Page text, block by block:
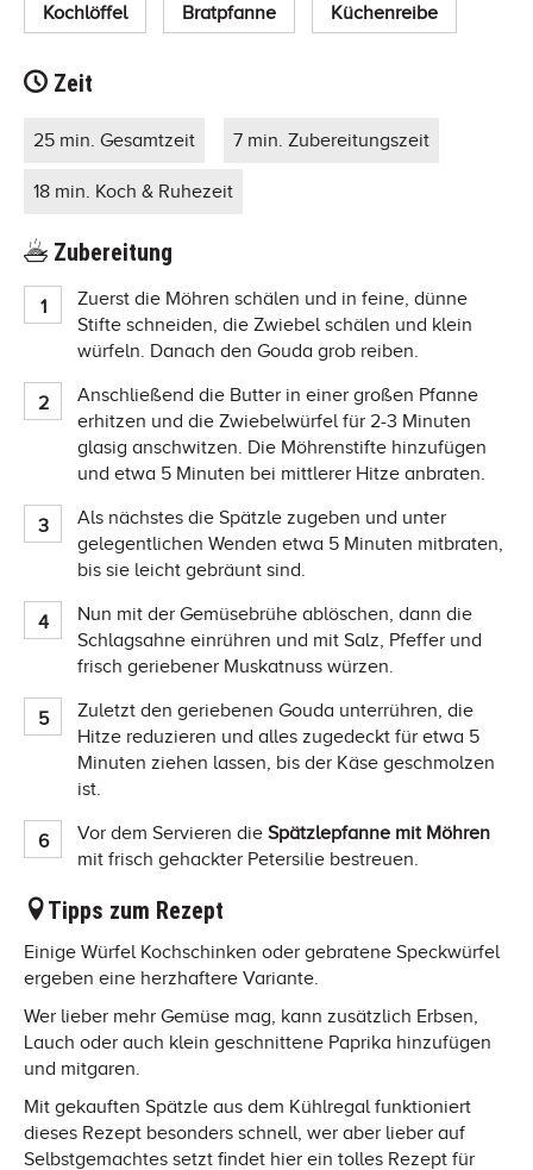
Kochlöffel Bratpfanne Küchenreibe
Zeit
25 min. Gesamtzeit 7 min. Zubereitungszeit
18 min. Koch & Ruhezeit
Zubereitung
Zuerst die Möhren schälen und in feine, dünne
Stifte schneiden, die Zwiebel schälen und klein
würfeln. Danach den Gouda grob reiben.
Anschließend die Butter in einer großen Pfanne
erhitzen und die Zwiebelwürfel für 2-3 Minuten
glasig anschwitzen. Die Möhrenstifte hinzufügen
und etwa 5 Minuten bei mittlerer Hitze anbraten.
Als nächstes die Spätzle zugeben und unter
gelegentlichen Wenden etwa 5 Minuten mitbraten,
bis sie leicht gebräunt sind.
Nun mit der Gemüsebrühe ablöschen, dann die
Schlagsahne einrühren und mit Salz, Pfeffer und
frisch geriebener Muskatnuss würzen.
Zuletzt den geriebenen Gouda unterrühren, die
Hitze reduzieren und alles zugedeckt für etwa 5
Minuten ziehen lassen, bis der Käse geschmolzen
ist.
Vor dem Servieren die Spätzlepfanne mit Möhren
mit frisch gehackter Petersilie bestreuen.
Tipps zum Rezept
Einige Würfel Kochschinken oder gebratene Speckwürfel
ergeben eine herzhaftere Variante.
Wer lieber mehr Gemüse mag, kann zusätzlich Erbsen,
Lauch oder auch klein geschnittene Paprika hinzufügen
und mitgaren.
Mit gekauften Spätzle aus dem Kühlregal funktioniert
dieses Rezept besonders schnell, wer aber lieber auf
Selbstgemachtes setzt findet hier ein tolles Rezept für